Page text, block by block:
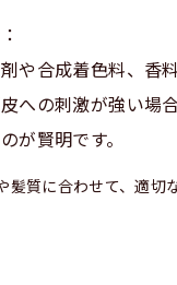
：
や合成着色料、香
への刺激が強い場
が賢明です。
髪質に合わせて、適切